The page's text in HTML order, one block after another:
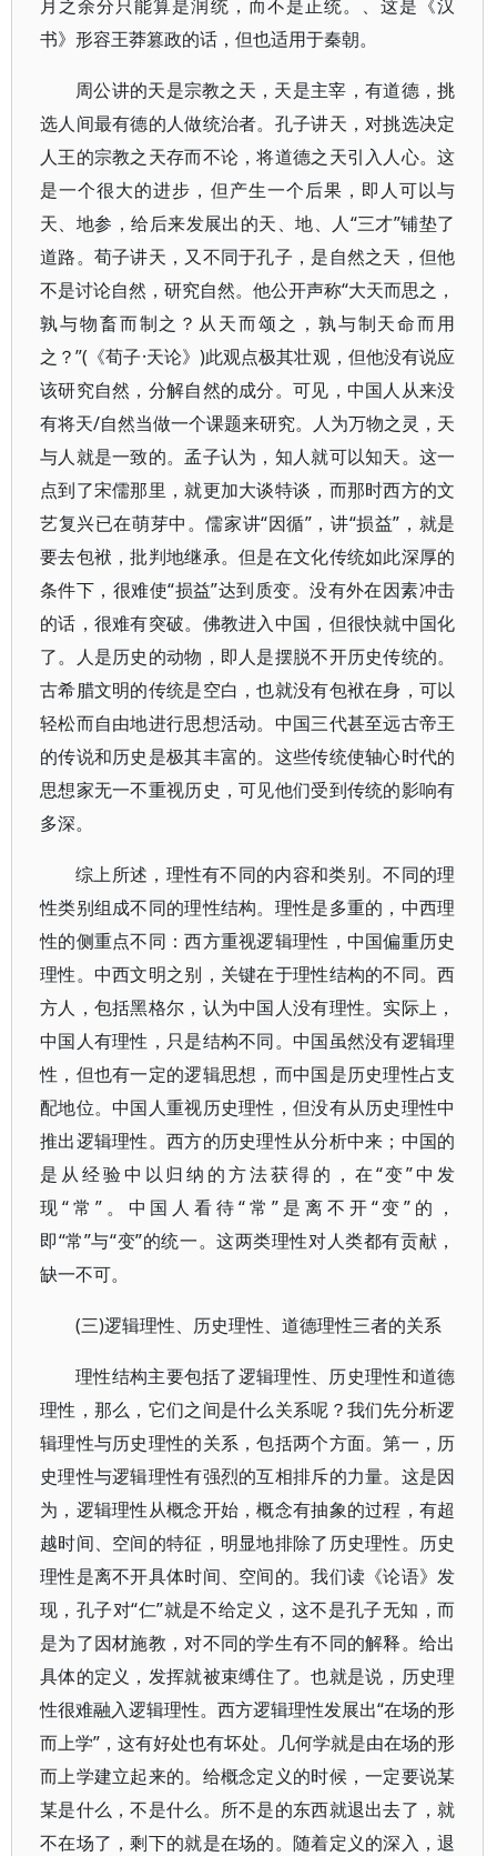
月之余分只能算是润统，而不是正统。、这是《汉
书》形容王莽篡政的话，但也适用于秦朝。
周公讲的天是宗教之天，天是主宰，有道德，挑
选人间最有德的人做统治者。孔子讲天，对挑选决定
人王的宗教之天存而不论，将道德之天引入人心。这
是一个很大的进步，但产生一个后果，即人可以与
天、地参，给后来发展出的天、地、人“三才”铺垫了
道路。荀子讲天，又不同于孔子，是自然之天，但他
不是讨论自然，研究自然。他公开声称“大天而思之，
孰与物畜而制之？从天而颂之，孰与制天命而用
之？”(《荀子·天论》)此观点极其壮观，但他没有说应
该研究自然，分解自然的成分。可见，中国人从来没
有将天/自然当做一个课题来研究。人为万物之灵，天
与人就是一致的。孟子认为，知人就可以知天。这一
点到了宋儒那里，就更加大谈特谈，而那时西方的文
艺复兴已在萌芽中。儒家讲“因循”，讲“损益”，就是
要去包袱，批判地继承。但是在文化传统如此深厚的
条件下，很难使“损益”达到质变。没有外在因素冲击
的话，很难有突破。佛教进入中国，但很快就中国化
了。人是历史的动物，即人是摆脱不开历史传统的。
古希腊文明的传统是空白，也就没有包袱在身，可以
轻松而自由地进行思想活动。中国三代甚至远古帝王
的传说和历史是极其丰富的。这些传统使轴心时代的
思想家无一不重视历史，可见他们受到传统的影响有
多深。
综上所述，理性有不同的内容和类别。不同的理
性类别组成不同的理性结构。理性是多重的，中西理
性的侧重点不同：西方重视逻辑理性，中国偏重历史
理性。中西文明之别，关键在于理性结构的不同。西
方人，包括黑格尔，认为中国人没有理性。实际上，
中国人有理性，只是结构不同。中国虽然没有逻辑理
性，但也有一定的逻辑思想，而中国是历史理性占支
配地位。中国人重视历史理性，但没有从历史理性中
推出逻辑理性。西方的历史理性从分析中来；中国的
是从经验中以归纳的方法获得的，在“变”中发
现“常”。中国人看待“常”是离不开“变”的，
即“常”与“变”的统一。这两类理性对人类都有贡献，
缺一不可。
(三)逻辑理性、历史理性、道德理性三者的关系
理性结构主要包括了逻辑理性、历史理性和道德
理性，那么，它们之间是什么关系呢？我们先分析逻
辑理性与历史理性的关系，包括两个方面。第一，历
史理性与逻辑理性有强烈的互相排斥的力量。这是因
为，逻辑理性从概念开始，概念有抽象的过程，有超
越时间、空间的特征，明显地排除了历史理性。历史
理性是离不开具体时间、空间的。我们读《论语》发
现，孔子对“仁”就是不给定义，这不是孔子无知，而
是为了因材施教，对不同的学生有不同的解释。给出
具体的定义，发挥就被束缚住了。也就是说，历史理
性很难融入逻辑理性。西方逻辑理性发展出“在场的形
而上学”，这有好处也有坏处。几何学就是由在场的形
而上学建立起来的。给概念定义的时候，一定要说某
某是什么，不是什么。所不是的东西就退出去了，就
不在场了，剩下的就是在场的。随着定义的深入，退